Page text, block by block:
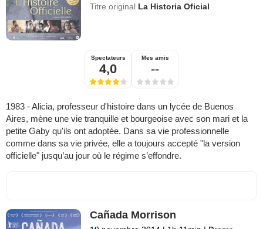
Titre original La Historia Oficial
Spectateurs
4,0
Mes amis
--
1983 - Alicia, professeur d'histoire dans un lycée de Buenos
Aires, mène une vie tranquille et bourgeoise avec son mari et la
petite Gaby qu'ils ont adoptée. Dans sa vie professionnelle
comme dans sa vie privée, elle a toujours accepté "la version
officielle" jusqu’au jour où le régime s’effondre.
Cañada Morrison